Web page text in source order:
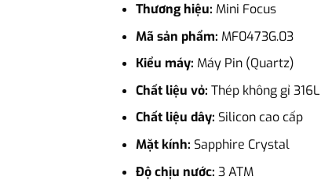
Thương hiệu: Mini Focus
Mã sản phẩm: MF0473G.03
Kiểu máy: Máy Pin (Quartz)
Chất liệu vỏ: Thép không gỉ 316L
Chất liệu dây: Silicon cao cấp
Mặt kính: Sapphire Crystal
Độ chịu nước: 3 ATM